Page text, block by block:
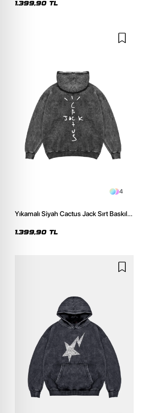
1.399,90 TL
4
Yıkamalı Siyah Cactus Jack Sırt Baskılı
1.399,90 TL